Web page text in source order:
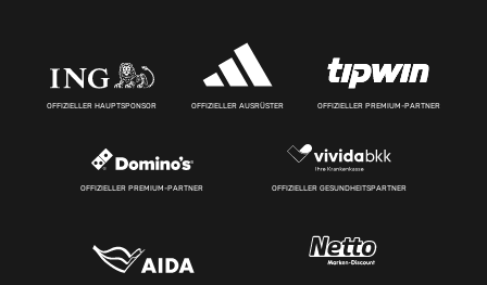
OFFIZIELLER HAUPTSPONSOR OFFIZIELLER AUSRÜSTER OFFIZIELLER PREMIUM-PARTNER
OFFIZIELLER PREMIUM-PARTNER OFFIZIELLER GESUNDHEITSPARTNER